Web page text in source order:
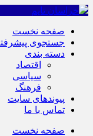
صفحه نخست
جستجوی
دسته بندی
اقتصاد
سیاسی
فرهنگ
پیوندهای سایت
تماس با ما
صفحه نخست